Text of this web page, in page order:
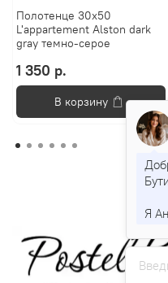
Полотенце 30х50
L'appartement Alston dark
gray темно-серое
1 350 р.
В корзину
Я